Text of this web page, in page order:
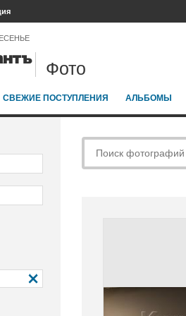
Фото
СВЕЖИЕ ПОСТУПЛЕНИЯ АЛЬБОМЫ